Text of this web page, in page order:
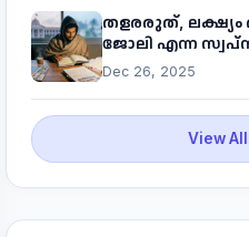
തളരരുത്, ലക്ഷ്യം
ജോലി എന്ന
Dec 26, 2025
View